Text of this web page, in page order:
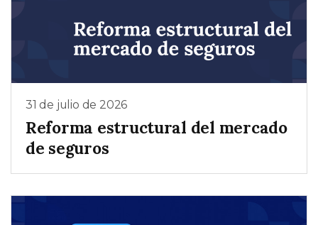
31 de julio de 2026
Reforma estructural del mercado
de seguros